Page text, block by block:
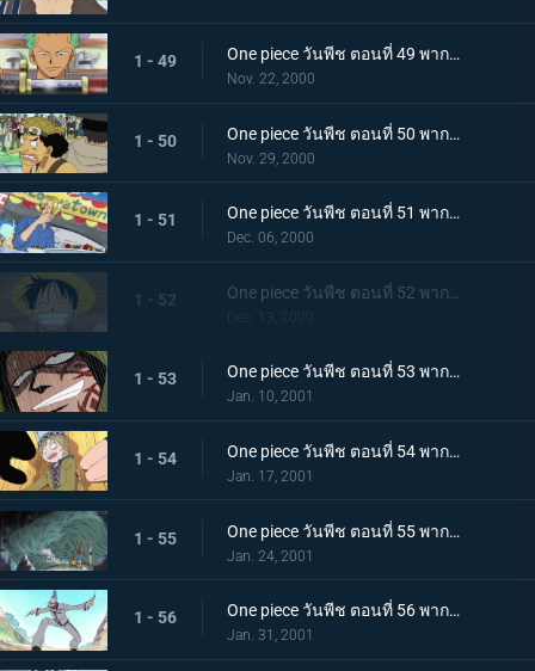
1 - 49 One piece วันพีช ตอนที่ 49 พากย์ไทย ซังไดคิเท็ตสึกับยูบาชิริ! ดาบใหม่ของโซโลและจ่าสาว
Nov. 22, 2000
1 - 50 One piece วันพีช ตอนที่ 50 พากย์ไทย อุซป ปะทะ แด๊ดดี้! การดวลกลางแสงตะวัน
Nov. 29, 2000
1 - 51 One piece วันพีช ตอนที่ 51 พากย์ไทย ศึกดวลเดือดกระทะเหล็ก! ซันจิ ปะทะ เชฟสาวสวย
Dec. 06, 2000
1 - 52
Dec. 13, 2000
1 - 53 One piece วันพีช ตอนที่ 53 พากย์ไทย เปิดฉากตำนาน! มุ่งสู่แกรนด์ไลน์!
Jan. 10, 2001
1 - 54 One piece วันพีช ตอนที่ 54 พากย์ไทย ลางสังหรณ์แห่งการผจญภัยครั้งใหม่ สาวน้อยปริศนาอาปิส
Jan. 17, 2001
1 - 55 One piece วันพีช ตอนที่ 55 พากย์ไทย สิ่งมีชีวิตแห่งปาฏิหาริย์ ความลับของอาปิส และเกาะแห่งความลับ
Jan. 24, 2001
1 - 56 One piece วันพีช ตอนที่ 56 พากย์ไทย เอริกโจมตี! การหลบหนีจากเกาะเรือรบ!
Jan. 31, 2001